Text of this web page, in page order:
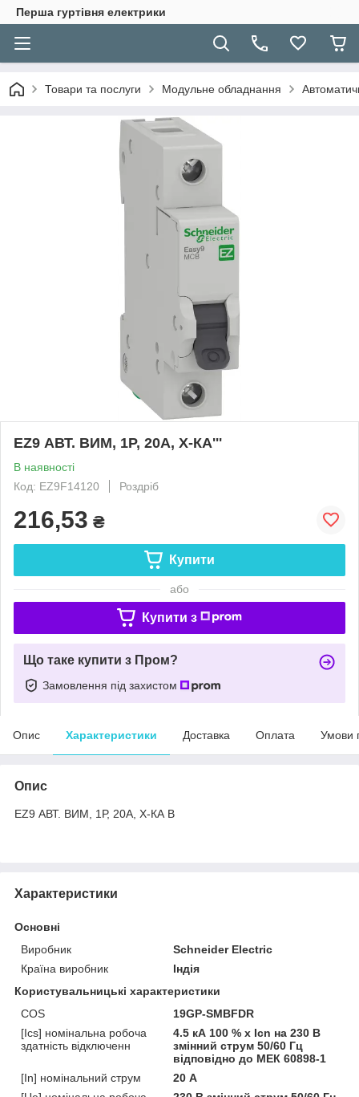
Перша гуртівня електрики
Товари та послуги Модульне обладнання
EZ9 АВТ. ВИМ, 1Р, 20А, Х-КА'''
В наявності
Код: EZ9F14120
Роздріб
216,53 ₴
Купити
або
Купити з
Що таке купити з Пром?
Замовлення під захистом
Опис Характеристики Доставка Оплата Умови
Опис
EZ9 АВТ. ВИМ, 1Р, 20А, Х-КА В
Характеристики
Основні
Виробник
Schneider Electric
Країна виробник
Індія
Користувальницькі характеристики
COS
19GP-SMBFDR
[Ics] номінальна робоча
здатність відключенн
4.5 кА 100 % x Icn на 230 В
змінний струм 50/60 Гц
відповідно до МЕК 60898-1
[In] номінальний струм
20 А